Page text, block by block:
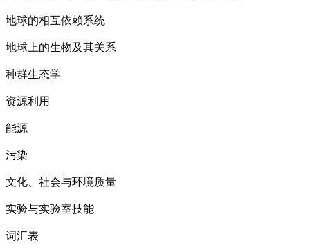
地球的相互依赖系统
地球上的生物及其关系
种群生态学
资源利用
能源
污染
文化、社会与环境质量
实验与实验室技能
词汇表